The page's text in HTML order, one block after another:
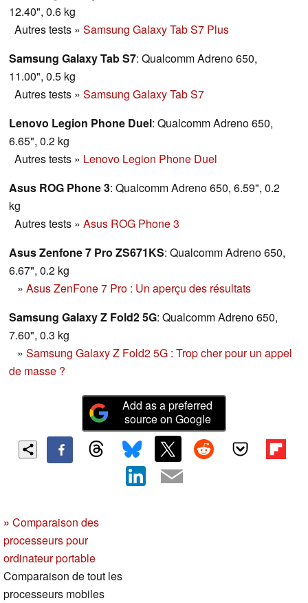
12.40", 0.6 kg
Autres tests » Samsung Galaxy Tab S7 Plus
Samsung Galaxy Tab S7: Qualcomm Adreno 650,
11.00", 0.5 kg
Autres tests » Samsung Galaxy Tab S7
Lenovo Legion Phone Duel: Qualcomm Adreno 650,
6.65", 0.2 kg
Autres tests » Lenovo Legion Phone Duel
Asus ROG Phone 3: Qualcomm Adreno 650, 6.59", 0.2
kg
Autres tests » Asus ROG Phone 3
Asus Zenfone 7 Pro ZS671KS: Qualcomm Adreno 650,
6.67", 0.2 kg
» Asus ZenFone 7 Pro : Un aperçu des résultats
Samsung Galaxy Z Fold2 5G: Qualcomm Adreno 650,
7.60", 0.3 kg
» Samsung Galaxy Z Fold2 5G : Trop cher pour un appel
de masse ?
Add as a preferred
source on Google
» Comparaison des
processeurs pour
ordinateur portable
Comparaison de tout les
processeurs mobiles